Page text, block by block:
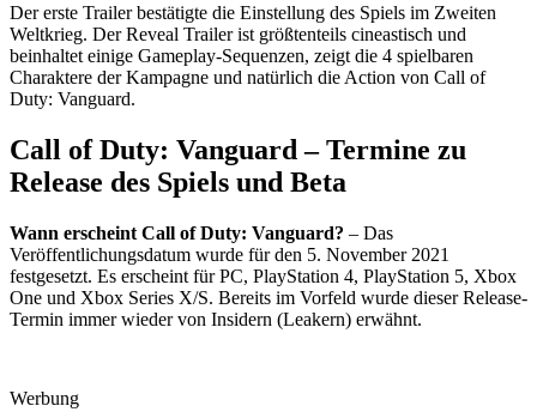
Der erste Trailer bestätigte die Einstellung des Spiels im Zweiten
Weltkrieg. Der Reveal Trailer ist größtenteils cineastisch und
beinhaltet einige Gameplay-Sequenzen, zeigt die 4 spielbaren
Charaktere der Kampagne und natürlich die Action von Call of
Duty: Vanguard.
Call of Duty: Vanguard – Termine zu
Release des Spiels und Beta
Wann erscheint Call of Duty: Vanguard? – Das
Veröffentlichungsdatum wurde für den 5. November 2021
festgesetzt. Es erscheint für PC, PlayStation 4, PlayStation 5, Xbox
One und Xbox Series X/S. Bereits im Vorfeld wurde dieser Release-
Termin immer wieder von Insidern (Leakern) erwähnt.
Werbung